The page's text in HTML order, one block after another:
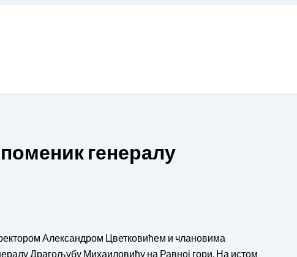
генералу
Александром Цветковићем и члановима
Драгољубу Михаиловићу на Равној гори. На истом